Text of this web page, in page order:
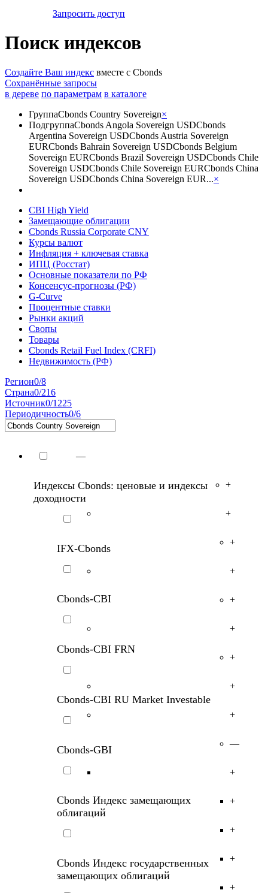
Запросить доступ
Поиск индексов
Создайте Ваш индекс вместе с Cbonds
Сохранённые запросы
в дереве по параметрам в каталоге
ГруппаCbonds Country Sovereign×
ПодгруппаCbonds Angola Sovereign USDCbonds
Argentina Sovereign USDCbonds Austria Sovereign
EURCbonds Bahrain Sovereign USDCbonds Belgium
Sovereign EURCbonds Brazil Sovereign USDCbonds Chile
Sovereign USDCbonds Chile Sovereign EURCbonds China
Sovereign USDCbonds China Sovereign EUR...×
CBI High Yield
Замещающие облигации
Cbonds Russia Corporate CNY
Курсы валют
Инфляция + ключевая ставка
ИПЦ (Росстат)
Основные показатели по РФ
Консенсус-прогнозы (РФ)
G-Curve
Процентные ставки
Рынки акций
Свопы
Товары
Cbonds Retail Fuel Index (CRFI)
Недвижимость (РФ)
Регион0/8
Страна0/216
Источник0/1225
Периодичность0/6
—
Индексы Cbonds: ценовые и индексы
доходности
+
IFX-Cbonds
+
Cbonds-CBI
+
Cbonds-CBI FRN
+
Cbonds-CBI RU Market Investable
+
Cbonds-GBI
+
Cbonds Индекс замещающих
облигаций
+
Cbonds Индекс государственных
замещающих облигаций
+
+
—
+
+
+
+
+